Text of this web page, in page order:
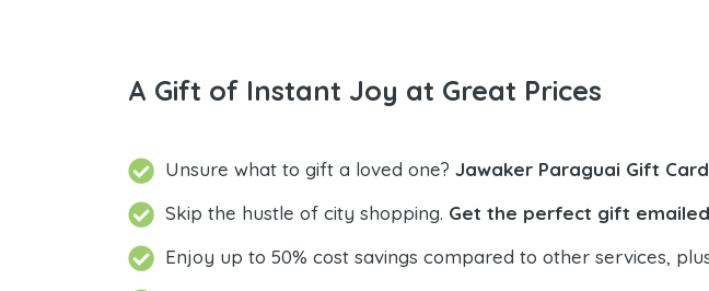
A Gift of Instant Joy at Great Prices
Unsure what to gift a loved one? Jawaker Paraguai Gift
Skip the hustle of city shopping. Get the perfect gift
Enjoy up to 50% cost savings compared to other services,